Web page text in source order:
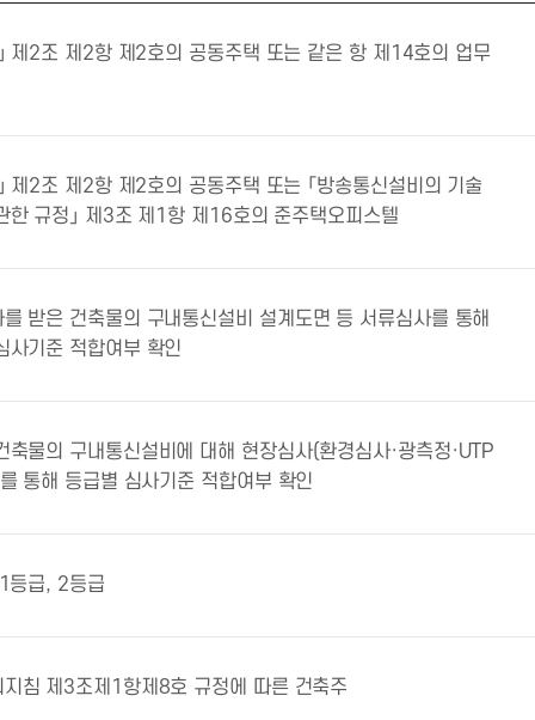
제2조 제2항 제2호의 공동주택 또는 같은 항 제14호의 업무
제2조 제2항 제2호의 공동주택 또는 「방송통신설비의 기술
한 규정」 제3조 제1항 제16호의 준주택오피스텔
받은 건축물의 구내통신설비 설계도면 등 서류심사를 통해
사기준 적합여부 확인
축물의 구내통신설비에 대해 현장심사(환경심사·광측정·UTP
통해 등급별 심사기준 적합여부 확인
등급, 2등급
지침 제3조제1항제8호 규정에 따른 건축주